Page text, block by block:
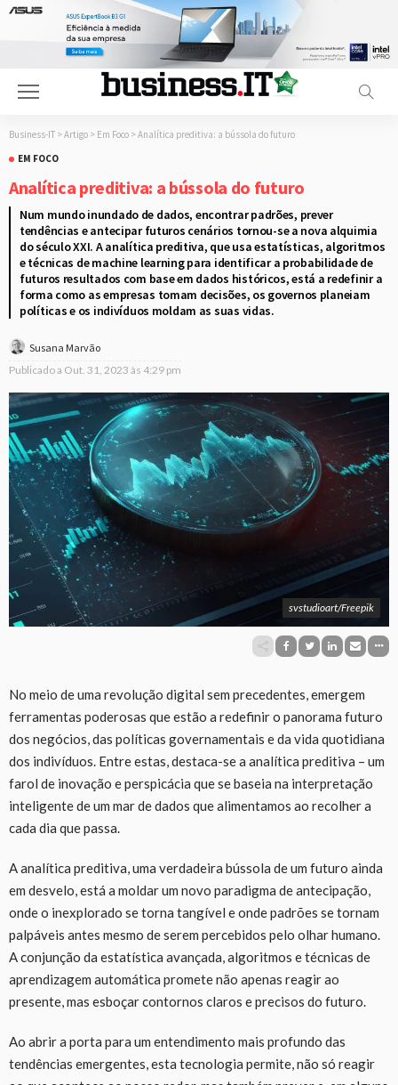
Business-IT > Artigo > Em Foco > Analítica preditiva: a bússola do futuro
EM FOCO
Analítica preditiva: a bússola do futuro
Num mundo inundado de dados, encontrar padrões, prever
tendências e antecipar futuros cenários tornou-se a nova alquimia
do século XXI. A analítica preditiva, que usa estatísticas, algoritmos
e técnicas de machine learning para identificar a probabilidade de
futuros resultados com base em dados históricos, está a redefinir a
forma como as empresas tomam decisões, os governos planeiam
políticas e os indivíduos moldam as suas vidas.
Susana Marvão
Publicado a Out. 31, 2023 às 4:29 pm
svstudioart/Freepik
No meio de uma revolução digital sem precedentes, emergem
ferramentas poderosas que estão a redefinir o panorama futuro
dos negócios, das políticas governamentais e da vida quotidiana
dos indivíduos. Entre estas, destaca-se a analítica preditiva – um
farol de inovação e perspicácia que se baseia na interpretação
inteligente de um mar de dados que alimentamos ao recolher a
cada dia que passa.
A analítica preditiva, uma verdadeira bússola de um futuro ainda
em desvelo, está a moldar um novo paradigma de antecipação,
onde o inexplorado se torna tangível e onde padrões se tornam
palpáveis antes mesmo de serem percebidos pelo olhar humano.
A conjunção da estatística avançada, algoritmos e técnicas de
aprendizagem automática promete não apenas reagir ao
presente, mas esboçar contornos claros e precisos do futuro.
Ao abrir a porta para um entendimento mais profundo das
tendências emergentes, esta tecnologia permite, não só reagir